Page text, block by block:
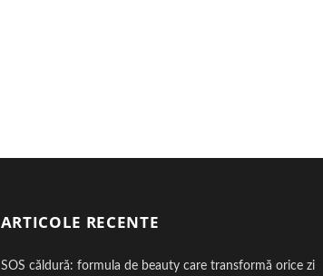
ARTICOLE RECENTE
SOS căldură: formula de beauty care transformă orice zi